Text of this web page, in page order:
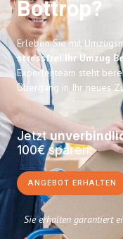
Bottrop?
Erleben Sie mit
stressfrei Ihr Umzug
Expertenteam steht
Übergang in Ihr neues
Jetzt
100€ sparen:
ANGEBOT ERHALTEN
Sie erhalten garantiert